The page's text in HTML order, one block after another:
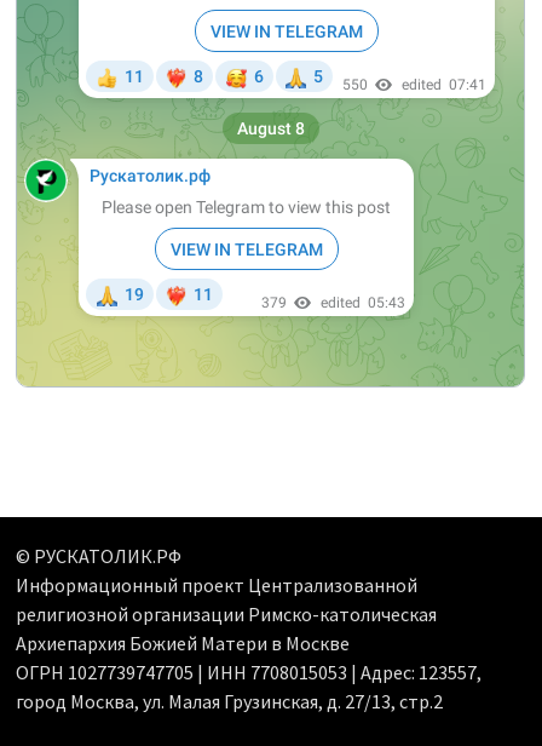
© РУСКАТОЛИК.РФ
Информационный проект Централизованной
религиозной организации Римско-католическая
Архиепархия Божией Матери в Москве
ОГРН 1027739747705 | ИНН 7708015053 | Адрес: 123557,
город Москва, ул. Малая Грузинская, д. 27/13, стр.2